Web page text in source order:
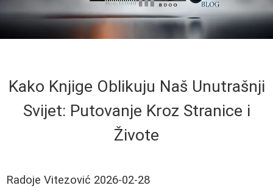
Kako Knjige Oblikuju Naš Unutrašnji
Svijet: Putovanje Kroz Stranice i
Živote
Radoje Vitezović 2026-02-28